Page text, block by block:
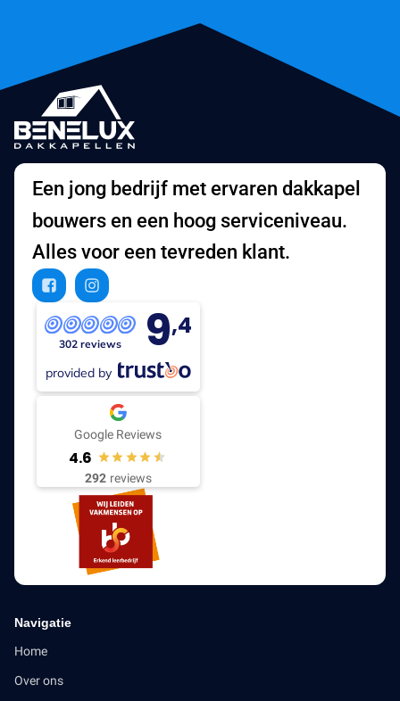
Een jong bedrijf met ervaren dakkapel
bouwers en een hoog serviceniveau.
Alles voor een tevreden klant.
302 reviews 9,4
provided by
Google Reviews
4.6
292 reviews
Navigatie
Home
Over ons